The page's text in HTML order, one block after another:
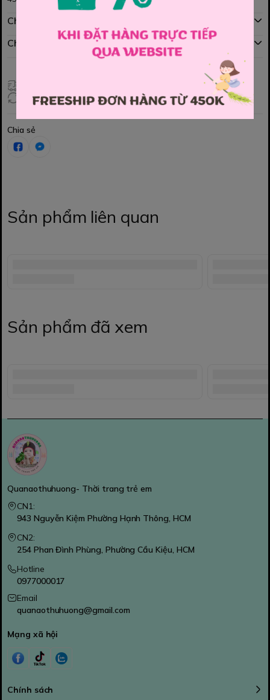
Chính sách mua hàng
Chính sách đổi hàng
Đổi hàng 3 ngày (HCM), 7 ngày (Tỉnh)
Chia sẻ
Sản phẩm liên quan
Sản phẩm đã xem
Quanaothuhuong- Thời trang trẻ em
CN1:
943 Nguyễn Kiệm Phường Hạnh Thông, HCM
CN2:
254 Phan Đình Phùng, Phường Cầu Kiệu, HCM
Hotline
0977000017
Email
quanaothuhuong@gmail.com
Mạng xã hội
Chính sách